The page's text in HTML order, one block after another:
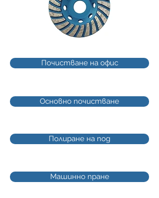
Почистване на офис
Основно почистване
Полиране на под
Машинно пране